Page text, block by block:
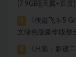
[7.9GB][天翼+百度]
3
《侠盗飞车5
文绿色版豪华版整
4
《只狼：影逝